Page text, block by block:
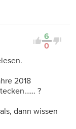
6
0
2018
?
dann wissen